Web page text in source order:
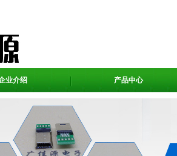
业介绍 产品中心